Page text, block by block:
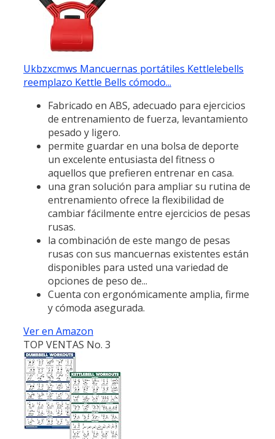
Ukbzxcmws Mancuernas portátiles Kettlelebells
reemplazo Kettle Bells cómodo...
Fabricado en ABS, adecuado para ejercicios
de entrenamiento de fuerza, levantamiento
pesado y ligero.
permite guardar en una bolsa de deporte
un excelente entusiasta del fitness o
aquellos que prefieren entrenar en casa.
una gran solución para ampliar su rutina de
entrenamiento ofrece la flexibilidad de
cambiar fácilmente entre ejercicios de pesas
rusas.
la combinación de este mango de pesas
rusas con sus mancuernas existentes están
disponibles para usted una variedad de
opciones de peso de...
Cuenta con ergonómicamente amplia, firme
y cómoda asegurada.
Ver en Amazon
TOP VENTAS No. 3